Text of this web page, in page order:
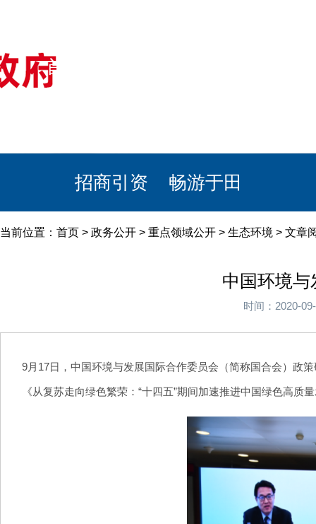
首页
招商引资 畅游于田
当前位置： 首页 > 政务公开 > 重点领域公开 > 生态环境 > 文章
中国环境
时间：2020-
9月17日，中国环境与发展国际合作委员会（简称国合会）政
《从复苏走向绿色繁荣：“十四五”期间加速推进中国绿色高质